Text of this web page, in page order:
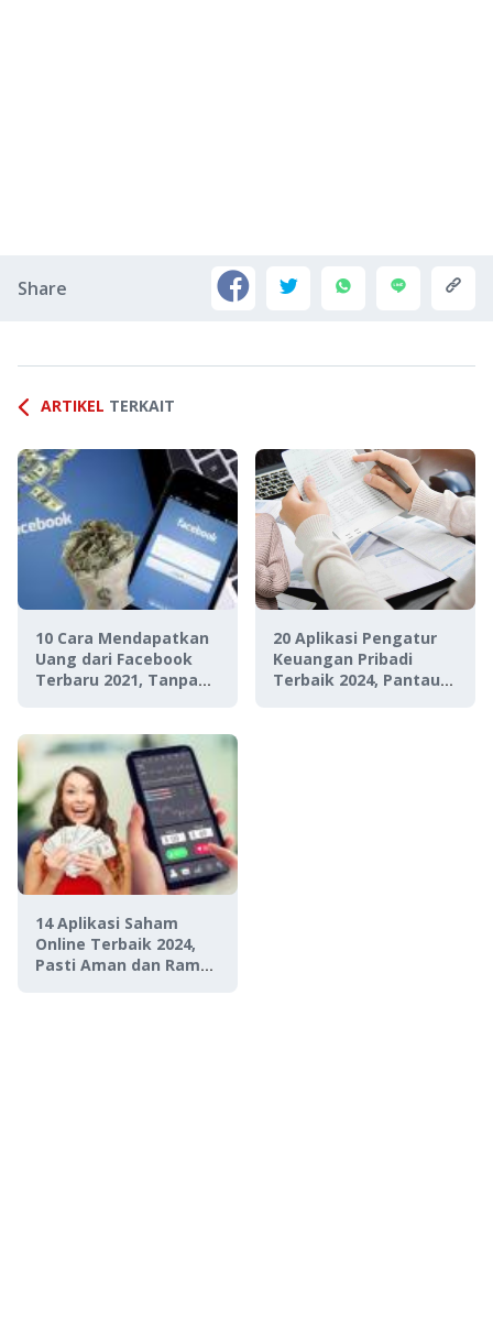
Share
ARTIKEL TERKAIT
10 Cara Mendapatkan
Uang dari Facebook
Terbaru 2021, Tanpa
20 Aplikasi Pengatur
Keuangan Pribadi
Terbaik 2024, Pantau
14 Aplikasi Saham
Online Terbaik 2024,
Pasti Aman dan Ramah